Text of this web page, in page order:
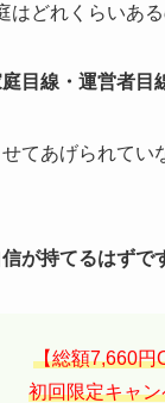
はどれくらいあ
目線・運営者目
てあげられて
が持てるはずで
【総額7,660円
初回限定キャ